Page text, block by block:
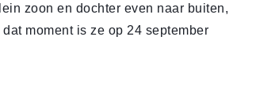
zoon en dochter even naar buiten,
moment is ze op 24 september